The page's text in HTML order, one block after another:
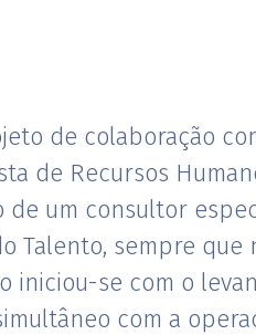
de colaboração
de Recursos
um consultor
Talento, sempre
iniciou-se com o
com a